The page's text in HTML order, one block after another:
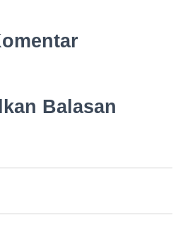
Balasan